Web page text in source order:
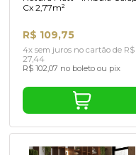
4x sem juros no cartão de R$
27,44
R$ 102,07 no boleto ou pix